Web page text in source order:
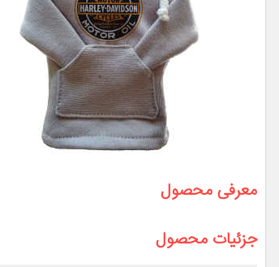
معرفی محصول
جزئیات محصول